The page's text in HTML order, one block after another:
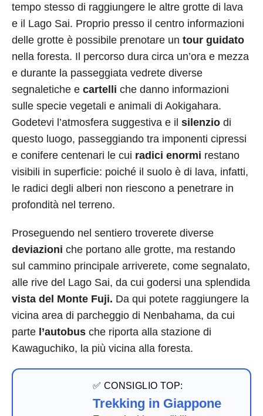
tempo stesso di raggiungere le altre grotte di lava
e il Lago Sai. Proprio presso il centro informazioni
delle grotte è possibile prenotare un tour guidato
nella foresta. Il percorso dura circa un’ora e mezza
e durante la passeggiata vedrete diverse
segnaletiche e cartelli che danno informazioni
sulle specie vegetali e animali di Aokigahara.
Godetevi l’atmosfera suggestiva e il silenzio di
questo luogo, passeggiando tra imponenti cipressi
e conifere centenari le cui radici enormi restano
visibili in superficie: poiché il suolo è di lava, infatti,
le radici degli alberi non riescono a penetrare in
profondità nel terreno.
Proseguendo nel sentiero troverete diverse
deviazioni che portano alle grotte, ma restando
sul cammino principale arriverete, come segnalato,
alle rive del Lago Sai, da cui godersi una splendida
vista del Monte Fuji. Da qui potete raggiungere la
vicina area di parcheggio di Nenbahama, da cui
parte l’autobus che riporta alla stazione di
Kawaguchiko, la più vicina alla foresta.
✅ CONSIGLIO TOP:
Trekking in Giappone